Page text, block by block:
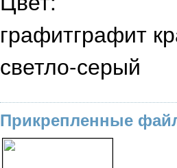
графитграфит
светло-серый
Прикрепленные